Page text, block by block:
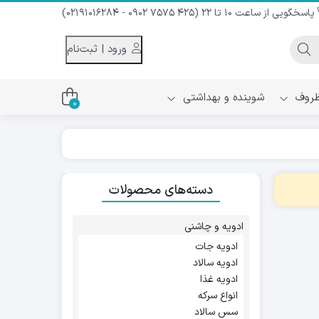
پاسخگویی از ساعت 10 تا 22 (425 7575 0902 - 02191016284)
و شیر نارگیل
شوینده و بهداشتی
لباس
0
دسته‌های محصولات
ادویه و چاشنی
ادویه جات
ادویه سالاد
ادویه غذا
انواع سرکه
سس سالاد